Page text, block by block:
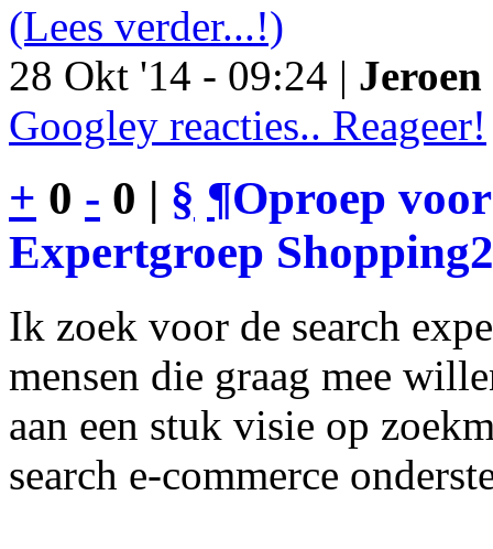
(Lees verder...!)
28 Okt '14 - 09:24 |
Googley reacties.. Reageer!
+ 0 - 0 | § ¶Oproep
Expertgroep
Ik zoek voor de search
mensen die graag mee
aan een stuk visie op
search e-commerce